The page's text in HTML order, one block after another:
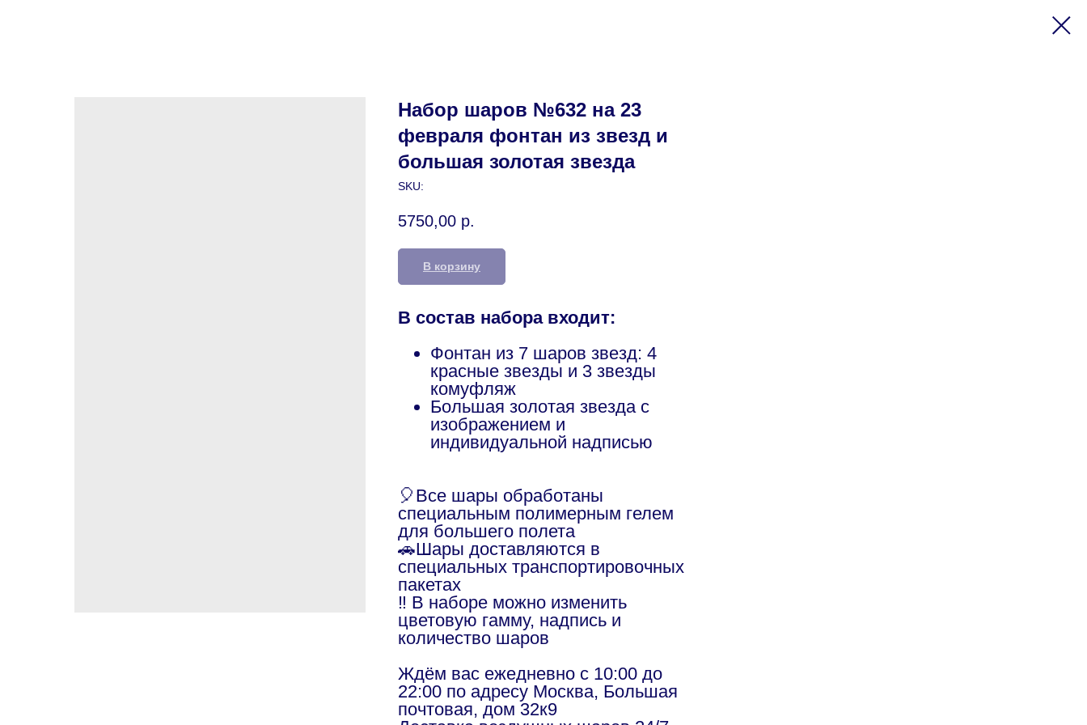
Набор шаров №632 на 23
февраля фонтан из звезд и
большая золотая звезда
SKU:
5750,00 р.
В корзину
В состав набора входит:
Фонтан из 7 шаров звезд: 4
красные звезды и 3 звезды
комуфляж
Большая золотая звезда с
изображением и
индивидуальной надписью
🎈Все шары обработаны
специальным полимерным гелем
для большего полета
🚗Шары доставляются в
специальных транспортировочных
пакетах
‼️ В наборе можно изменить
цветовую гамму, надпись и
количество шаров
Ждём вас ежедневно с 10:00 до
22:00 по адресу Москва, Большая
почтовая, дом 32к9